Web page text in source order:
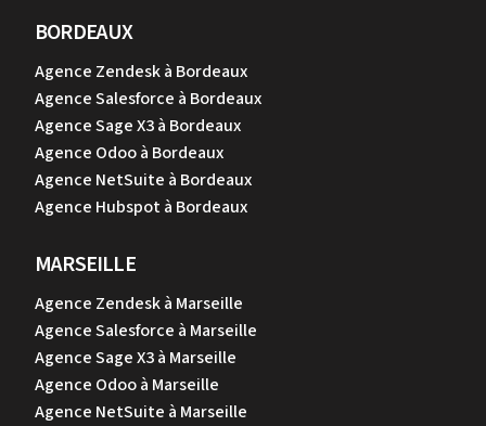
BORDEAUX
Agence Zendesk à Bordeaux
Agence Salesforce à Bordeaux
Agence Sage X3 à Bordeaux
Agence Odoo à Bordeaux
Agence NetSuite à Bordeaux
Agence Hubspot à Bordeaux
MARSEILLE
Agence Zendesk à Marseille
Agence Salesforce à Marseille
Agence Sage X3 à Marseille
Agence Odoo à Marseille
Agence NetSuite à Marseille